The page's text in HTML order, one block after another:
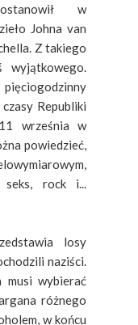
w
Johna van
Z takiego
wyjątkowego.
Republiki
września w
powiedzieć,
rock i...
losy
naziści.
musi wybierać
różnego
w końcu